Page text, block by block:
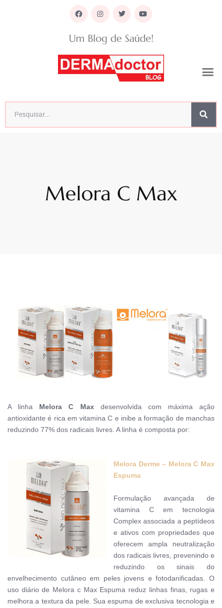
Um Blog de Saúde!
Melora C Max
A linha Melora C Max desenvolvida com máxima ação
antioxidante é rica em vitamina C e inibe a formação de manchas
reduzindo 77% dos radicais livres. A linha é composta por:
Melora Derme – Melora C Max
Espuma
Formulação avançada de
vitamina C em tecnologia
Complex associada a peptídeos
e ativos com propriedades que
oferecem ampla neutralização
dos radicais livres, prevenindo e
reduzindo os sinais do
envelhecimento cutâneo em peles jovens e fotodanificadas. O
uso diário de Melora c Max Espuma reduz linhas finas, rugas e
melhora a textura da pele. Sua espuma de exclusiva tecnologia e